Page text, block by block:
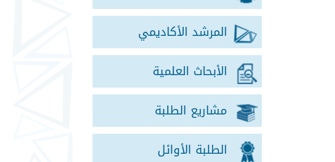
المرشد الأكاديمي
الأبحاث العلمية
مشاريع الطلبة
الطلبة الأوائل